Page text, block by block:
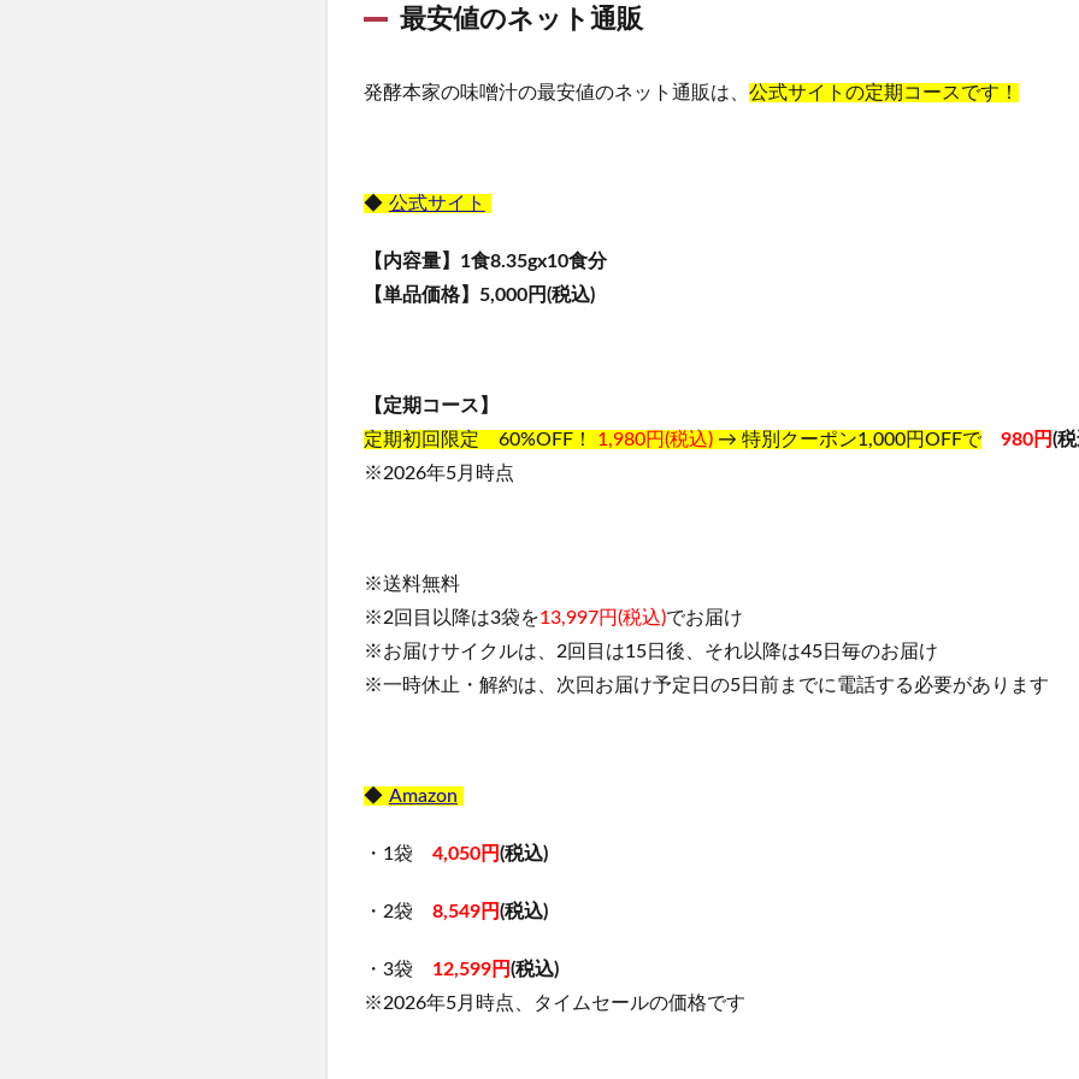
最安値のネット通販
発酵本家の味噌汁の最安値のネット通販は、 公式サイトの定期コースです！
◆ 公式サイト
【内容量】1食8.35gx10食分
【単品価格】5,000円(税込)
【定期コース】
定期初回限定 60%OFF！ 1,980円(税込) → 特別クーポン1,000円OFFで 980円(
※2026年5月時点
※送料無料
※2回目以降は3袋を13,997円(税込)でお届け
※お届けサイクルは、2回目は15日後、それ以降は45日毎のお届け
※一時休止・解約は、次回お届け予定日の5日前までに電話する必要があります
◆ Amazon
・1袋 4,050円(税込)
・2袋 8,549円(税込)
・3袋 12,599円(税込)
※2026年5月時点、タイムセールの価格です